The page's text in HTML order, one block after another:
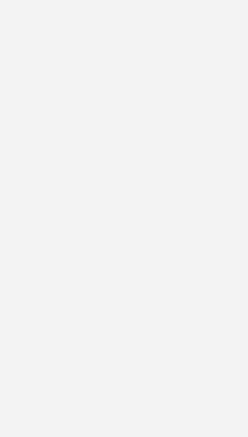
um Sonderformteile
DN 100, ein
DN 90/90/50 und
DN
90/90/90/87°.